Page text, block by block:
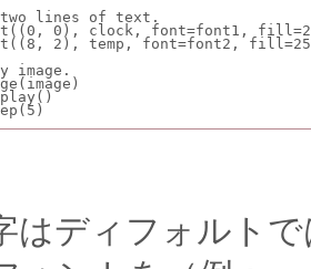
lines of text.
0), clock, font=font1,
2), temp, font=font2,
image.
はディフォルト